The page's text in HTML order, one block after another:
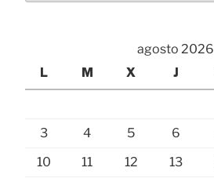
agosto 2026
L
M X J
3
4 5 6
10
11 12 13